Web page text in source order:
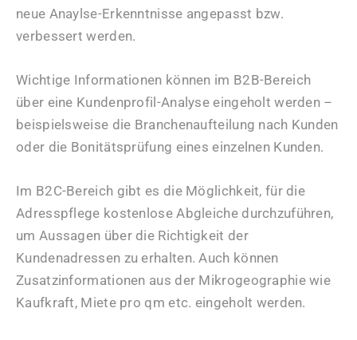
neue Anaylse-Erkenntnisse angepasst bzw.
verbessert werden.
Wichtige Informationen können im B2B-Bereich
über eine Kundenprofil-Analyse eingeholt werden –
beispielsweise die Branchenaufteilung nach Kunden
oder die Bonitätsprüfung eines einzelnen Kunden.
Im B2C-Bereich gibt es die Möglichkeit, für die
Adresspflege kostenlose Abgleiche durchzuführen,
um Aussagen über die Richtigkeit der
Kundenadressen zu erhalten. Auch können
Zusatzinformationen aus der Mikrogeographie wie
Kaufkraft, Miete pro qm etc. eingeholt werden.